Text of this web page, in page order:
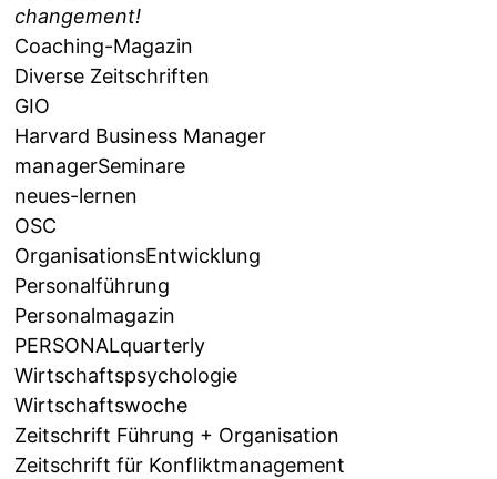
changement!
Coaching-Magazin
Diverse Zeitschriften
GIO
Harvard Business Manager
managerSeminare
neues-lernen
OSC
OrganisationsEntwicklung
Personalführung
Personalmagazin
PERSONALquarterly
Wirtschaftspsychologie
Wirtschaftswoche
Zeitschrift Führung + Organisation
Zeitschrift für Konfliktmanagement